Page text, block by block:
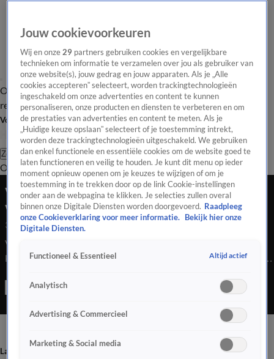
Overzicht Laatste nieuws Regionieuws Het beste van Hart
Tip de
redactie
Volg Hart van Nederland
Zoeken
OverzichtRegioUitzendingenWeerTip de redactiePanelVideo's
Vitesse mag geen profvoetbal meer spelen,
verslagenheid enorm
31 juli 2025, 22:56
Vitesse mag ook van de beroepscommissie van de KNVB
komend seizoen niet uitkomen in de Keuken Kampioen Divisie.
Laatste nieuws
Jouw cookievoorkeuren
Wij en onze29 partners gebruiken cookies en vergelijkbare
technieken om informatie te verzamelen over jou als gebruiker van
onze website(s), jouw gedrag en jouw apparaten. Als je „Alle
cookies accepteren” selecteert, worden trackingtechnologieën
ingeschakeld om onze advertenties en content te kunnen
personaliseren, onze producten en diensten te verbeteren en om
de prestaties van advertenties en content te meten. Als je
„Huidige keuze opslaan” selecteert of je toestemming intrekt,
worden deze trackingtechnologieën uitgeschakeld. We gebruiken
dan enkel functionele en essentiële cookies om de website goed te
laten functioneren en veilig te houden. Je kunt dit menu op ieder
moment opnieuw openen om je keuzes te wijzigen of om je
toestemming in te trekken door op de link Cookie-instellingen
onder aan de webpagina te klikken. Je selecties zullen overal
binnen onze Digitale Diensten worden doorgevoerd. Raadpleeg
onze Cookieverklaring voor meer informatie.
Bekijk hier onze
Digitale Diensten.
Functioneel & Essentieel Altijd actief
Analytisch
Advertising & Commercieel
Marketing & Social media